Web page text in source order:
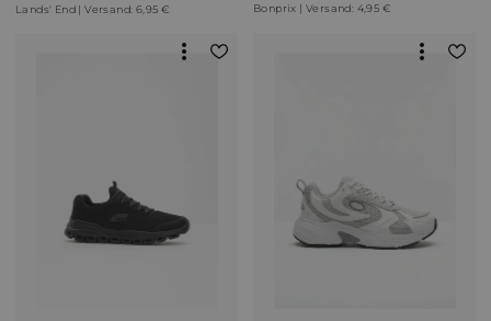
Lands' End | Versand: 6,95 €
Bonprix | Versand: 4,95 €